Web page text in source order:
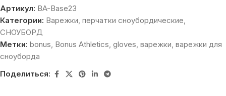
Артикул: BA-Base23
Категории: Варежки, перчатки сноубордические
СНОУБОРД
Метки: bonus Bonus Athletics gloves варежки варежки для
сноуборда
Поделиться: